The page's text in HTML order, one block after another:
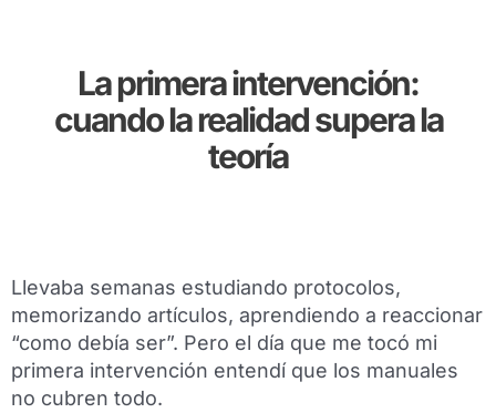
La primera intervención:
cuando la realidad supera la
teoría
Llevaba semanas estudiando protocolos,
memorizando artículos, aprendiendo a reaccionar
“como debía ser”. Pero el día que me tocó mi
primera intervención entendí que los manuales
no cubren todo.